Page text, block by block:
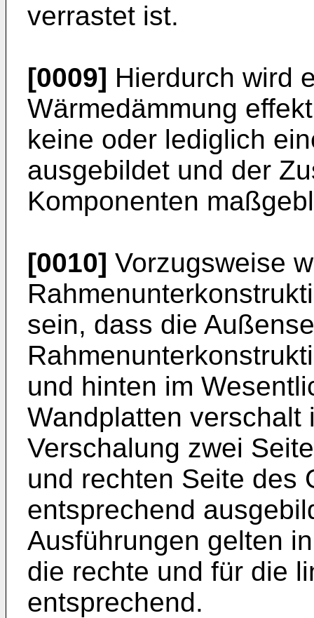
verrastet ist.
[0009] Hierdurch wird
Wärmedämmung
keine oder lediglich
ausgebildet und der
Komponenten
[0010] Vorzugsweise
sein, dass die
und hinten im
Wandplatten verschalt
Verschalung zwei
und rechten Seite des
entsprechend
Ausführungen gelten
die rechte und für die
entsprechend.